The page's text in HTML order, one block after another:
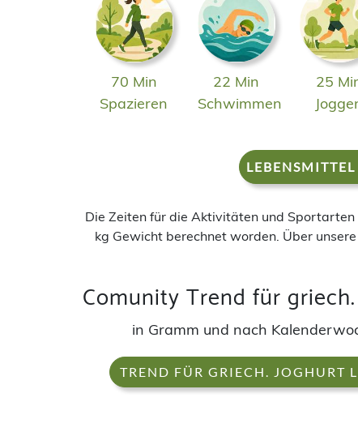
70 Min
Spazieren
22 Min
Schwimmen
25
Die Zeiten für die Aktivitäten und
kg Gewicht berechnet worden. Über
Comunity Trend für
in Gramm und nach
TREND FÜR GRIECH. JOGHURT